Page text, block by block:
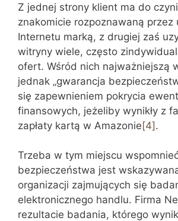
Z jednej strony klient ma do
znakomicie rozpoznawaną przez
Internetu marką, z drugiej zaś
witryny wiele, często
ofert. Wśród nich najważniejszą
jednak „gwarancja
się zapewnieniem pokrycia
finansowych, jeżeliby wynikły z
zapłaty kartą w Amazonie[4].
Trzeba w tym miejscu
bezpieczeństwa jest
organizacji zajmujących się
elektronicznego handlu. Firma
rezultacie badania, którego